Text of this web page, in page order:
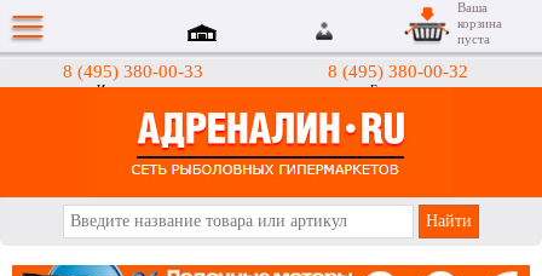
8 (495) 380-00-33
Интернет-магазин
8 (495) 380-00-32
Гипермаркеты
Ваша
корзина
пуста